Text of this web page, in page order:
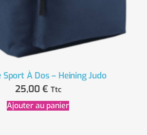
Sport À Dos – Heining Judo
25,00 € Ttc
Ajouter au panier